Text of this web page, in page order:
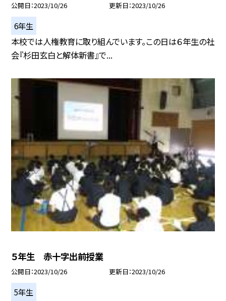
公開日 2023/10/26 更新日 2023/10/26
6年生
本校では人権教育に取り組んでいます。この日は６年生の社
会『杉田玄白と解体新書』で...
５年生 赤十字出前授業
公開日 2023/10/26 更新日 2023/10/26
5年生